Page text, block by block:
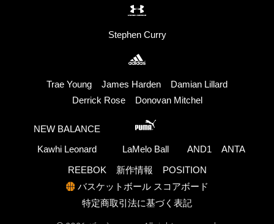
Stephen Curry
Trae Young James Harden
Damian Lillard
Derrick Rose
Donovan Mitchel
NEW BALANCE
Kawhi Leonard LaMelo Ball AND1 ANTA
REEBOK 新作情報
POSITION
バスケットボール スコアボード
特定商取引法に基づく表記